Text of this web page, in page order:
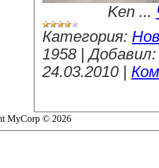
Ken ...
Категория:
1958
|Добавил:
24.03.2010
MyCorp © 2026